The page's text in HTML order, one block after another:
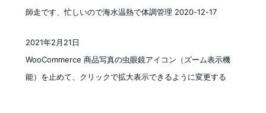
師走です、忙しいので海水温熱で体調管理 2020-12-17
WooCommerce 商品写真の虫眼鏡アイコン（ズーム表示機
能）を止めて、クリックで拡大表示できるように変更する
2021年2月21日